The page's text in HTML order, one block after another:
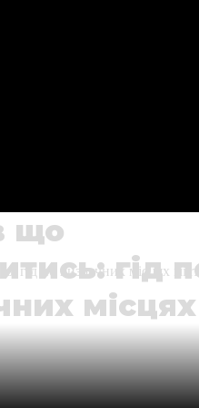
що
гід
місцях